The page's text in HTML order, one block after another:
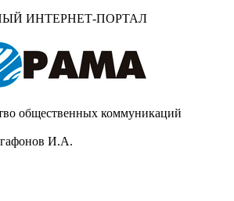
ИНТЕРНЕТ-ПОРТАЛ
общественных коммуникаций
И.А.